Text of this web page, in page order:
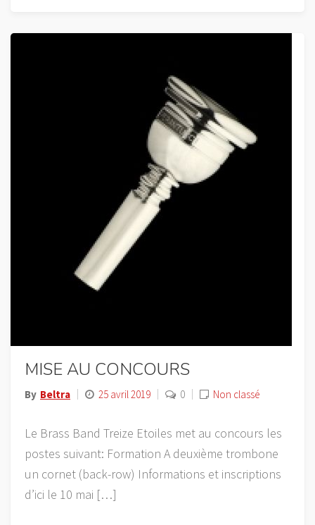
MISE AU CONCOURS
By Beltra 25 avril 2019 0 Non classé
Le Brass Band Treize Etoiles met au concours les
postes suivant: Formation A deuxième trombone
un cornet (back-row) Informations et inscriptions
d’ici le 10 mai […]